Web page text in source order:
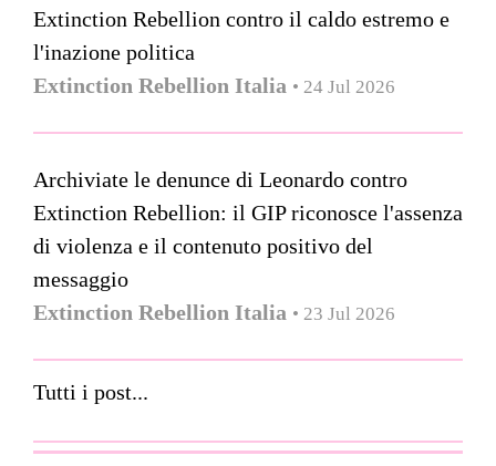
Extinction Rebellion contro il caldo estremo e
l'inazione politica
Extinction Rebellion Italia • 24 Jul 2026
Archiviate le denunce di Leonardo contro
Extinction Rebellion: il GIP riconosce l'assenza
di violenza e il contenuto positivo del
messaggio
Extinction Rebellion Italia • 23 Jul 2026
Tutti i post...